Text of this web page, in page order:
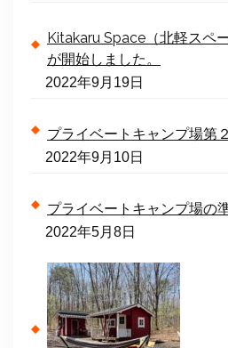
Kitakaru Space（北軽スペ
が開始しました。
2022年9月19日
プライベートキャンプ場第
2022年9月10日
プライベートキャンプ場の
2022年5月8日